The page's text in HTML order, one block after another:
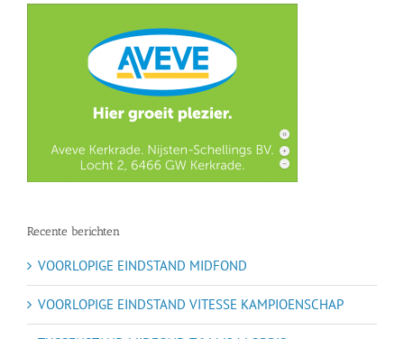
Recente berichten
VOORLOPIGE EINDSTAND MIDFOND
VOORLOPIGE EINDSTAND VITESSE KAMPIOENSCHAP